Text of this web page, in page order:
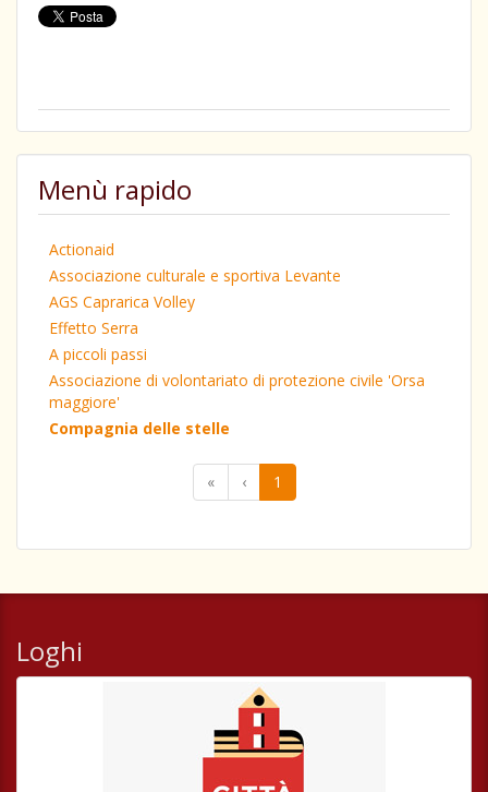
Menù rapido
Actionaid
Associazione culturale e sportiva Levante
AGS Caprarica Volley
Effetto Serra
A piccoli passi
Associazione di volontariato di protezione civile 'Orsa
maggiore'
Compagnia delle stelle
« ‹ 1
Loghi